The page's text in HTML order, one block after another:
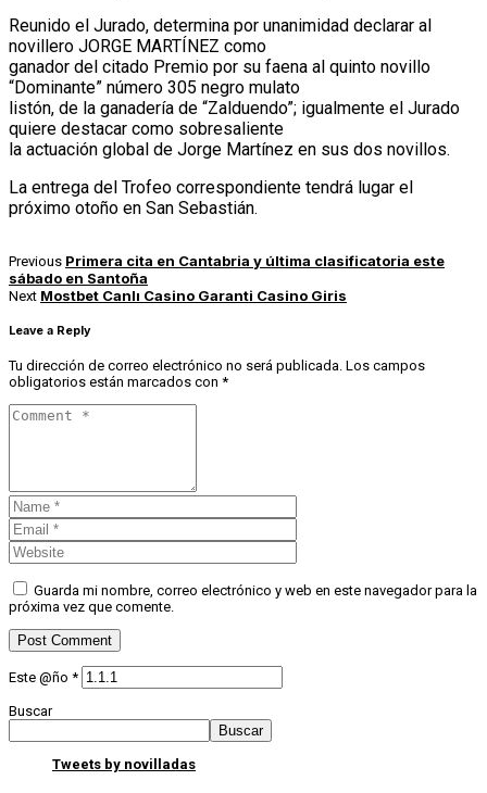
Reunido el Jurado, determina por unanimidad declarar al
novillero JORGE MARTÍNEZ como
ganador del citado Premio por su faena al quinto novillo
“Dominante” número 305 negro mulato
listón, de la ganadería de “Zalduendo”; igualmente el Jurado
quiere destacar como sobresaliente
la actuación global de Jorge Martínez en sus dos novillos.
La entrega del Trofeo correspondiente tendrá lugar el
próximo otoño en San Sebastián.
Previous Primera cita en Cantabria y última clasificatoria este
sábado en Santoña
Next Mostbet Canlı Casino Garanti Casino Giris
Leave a Reply
Tu dirección de correo electrónico no será publicada. Los campos
obligatorios están marcados con *
Guarda mi nombre, correo electrónico y web en este navegador para la
próxima vez que comente.
Este @ño *
Buscar
Buscar
Tweets by novilladas